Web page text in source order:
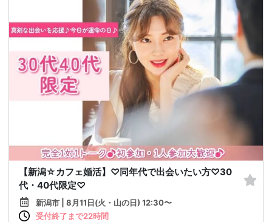
【新潟☆カフェ婚活】♡同年代で出会いたい方♡30
代・40代限定♡
新潟市 | 8月11日(火・山の日) 12:30〜
受付終了まで22時間